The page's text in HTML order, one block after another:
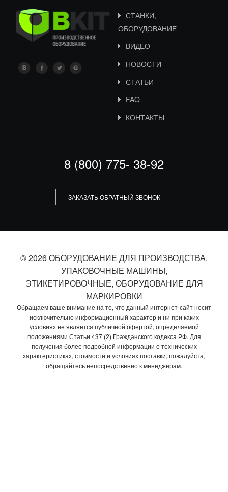
СТАНКИ,
ОБОРУДОВАНИЕ
ВИДЕО
НОВОСТИ
СТАТЬИ
FAQ
КОНТАКТЫ
8 (800) 775- 38-92
ЗАКАЗАТЬ ОБРАТНЫЙ ЗВОНОК
© 2026 ОБОРУДОВАНИЕ ДЛЯ ПРОИЗВОДСТВА.
УПАКОВОЧНЫЕ МАШИНЫ,
ЭТИКЕТИРОВОЧНЫЕ, ОБОРУДОВАНИЕ ДЛЯ
МАРКИРОВКИ
Обращаем ваше внимание на то, что данный интернет-сайт носит
исключительно информационный характер и ни при каких
условиях не является публичной офертой, определяемой
положениями Статьи 437 (2) Гражданского кодекса РФ. Для
получения более подробной информации о технических
характеристиках, стоимости и условиях поставки, пожалуйста,
обращайтесь непосредственно к менеджерам.